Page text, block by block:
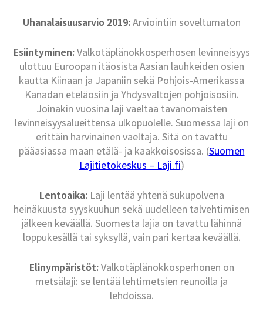
Uhanalaisuusarvio 2019:Arviointiin soveltumaton
Esiintyminen:Valkotäplänokkosperhosen levinneisyys
ulottuu Euroopan itäosista Aasian lauhkeiden osien
kautta Kiinaan ja Japaniin sekä Pohjois-Amerikassa
Kanadan eteläosiin ja Yhdysvaltojen pohjoisosiin.
Joinakin vuosina laji vaeltaa tavanomaisten
levinneisyysalueittensa ulkopuolelle. Suomessa laji on
erittäin harvinainen vaeltaja. Sitä on tavattu
pääasiassa maan etälä- ja kaakkoisosissa. (Suomen
Lajitietokeskus – Laji.fi)
Lentoaika:Laji lentää yhtenä sukupolvena
heinäkuusta syyskuuhun sekä uudelleen talvehtimisen
jälkeen keväällä. Suomesta lajia on tavattu lähinnä
loppukesällä tai syksyllä, vain pari kertaa keväällä.
Elinympäristöt:Valkotäplänokkosperhonen on
metsälaji: se lentää lehtimetsien reunoilla ja
lehdoissa.